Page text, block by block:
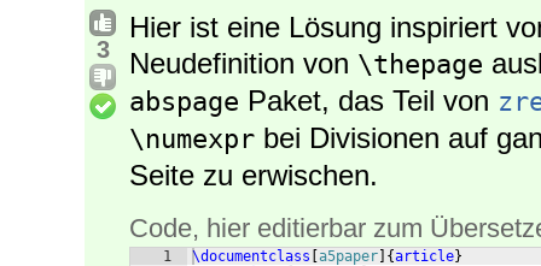
3
Hier ist eine Lösung inspiriert
Neudefinition von \thepage
abspage Paket, das Teil von
\numexpr bei Divisionen auf
Seite zu erwischen.
Code, hier editierbar zum
1
\documentclass a5paper {article}